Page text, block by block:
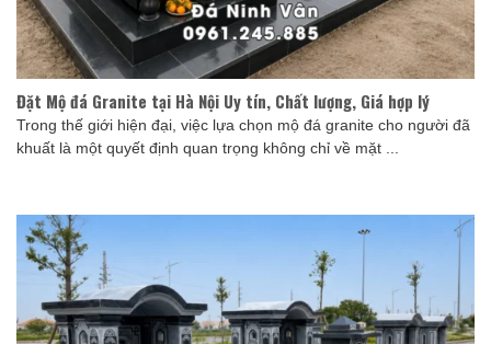
Đặt Mộ đá Granite tại Hà Nội Uy tín, Chất lượng, Giá hợp lý
Trong thế giới hiện đại, việc lựa chọn mộ đá granite cho người đã
khuất là một quyết định quan trọng không chỉ về mặt ...